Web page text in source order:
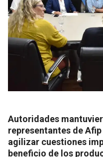
Autoridades
representantes de
agilizar cuestiones
beneficio de los